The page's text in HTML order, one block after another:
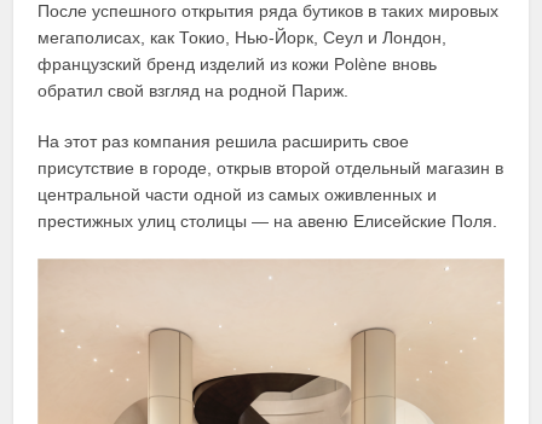
После успешного открытия ряда бутиков в таких мировых
мегаполисах, как Токио, Нью-Йорк, Сеул и Лондон,
французский бренд изделий из кожи Polène вновь
обратил свой взгляд на родной Париж.
На этот раз компания решила расширить свое
присутствие в городе, открыв второй отдельный магазин в
центральной части одной из самых оживленных и
престижных улиц столицы — на авеню Елисейские Поля.